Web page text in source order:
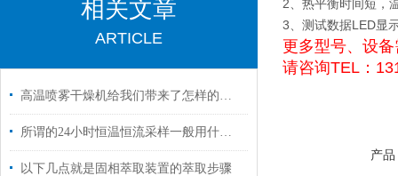
相关文章
ARTICLE
高温喷雾干燥机给我们带来了怎样的特点呢？
所谓的24小时恒温恒流采样一般用什么仪器？
以下几点就是固相萃取装置的萃取步骤
2、热平衡时间短，
3、测试数据LED显
更多型号、设
请咨询TEL：
产品